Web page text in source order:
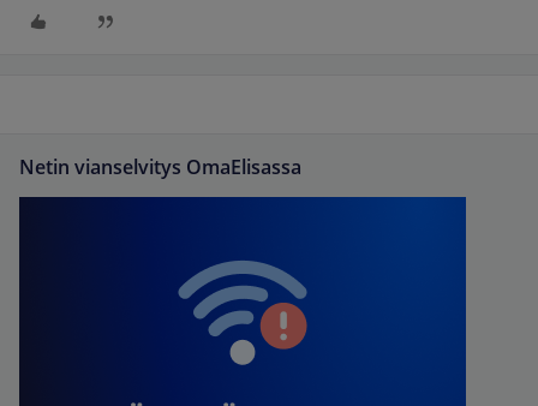
Netin vianselvitys OmaElisassa